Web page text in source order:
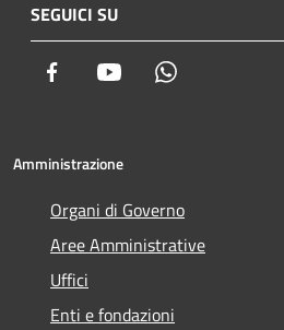
SEGUICI SU
Facebook Youtube
Amministrazione
Organi di Governo
Aree Amministrative
Uffici
Enti e fondazioni